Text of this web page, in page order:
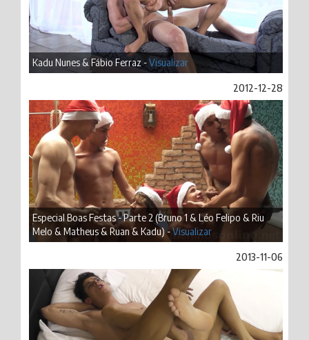
Kadu Nunes & Fábio Ferraz -Visualizar
2012-12-28
Especial Boas Festas - Parte 2 (Bruno 1 & Léo Felipo & Riu
Melo & Matheus & Ruan & Kadu) -Visualizar
2013-11-06